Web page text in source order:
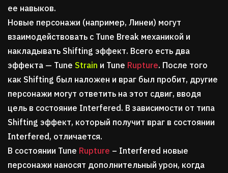
ее навыков.
Новые персонажи (например, Линеи) могут
взаимодействовать с Tune Break механикой и
накладывать Shifting эффект. Всего есть два
эффекта — Tune Strain и Tune Rupture. После того
как Shifting был наложен и враг был пробит, другие
персонажи могут ответить на этот сдвиг, вводя
цель в состояние Interfered. В зависимости от типа
Shifting эффект, который получит враг в состоянии
Interfered, отличается.
В состоянии Tune Rupture – Interfered новые
персонажи наносят дополнительный урон, когда